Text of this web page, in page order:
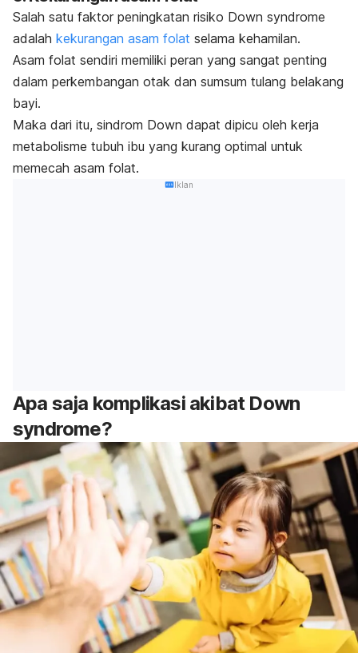
Salah satu faktor peningkatan risiko Down syndrome
adalah kekurangan asam folat selama kehamilan.
Asam folat sendiri memiliki peran yang sangat penting
dalam perkembangan otak dan sumsum tulang belakang
bayi.
Maka dari itu, sindrom Down dapat dipicu oleh kerja
metabolisme tubuh ibu yang kurang optimal untuk
memecah asam folat.
Iklan
Apa saja komplikasi akibat Down
syndrome?